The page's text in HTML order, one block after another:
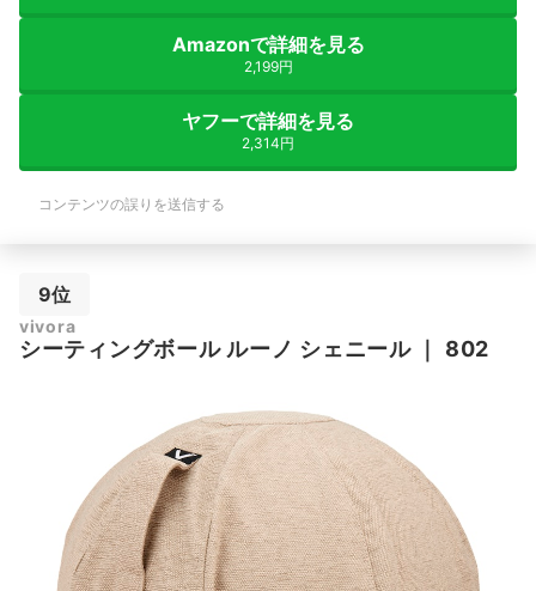
Amazonで詳細を見る
2,199円
ヤフーで詳細を見る
2,314円
コンテンツの誤りを送信する
9位
vivora
シーティングボール ルーノ シェニール｜ 802